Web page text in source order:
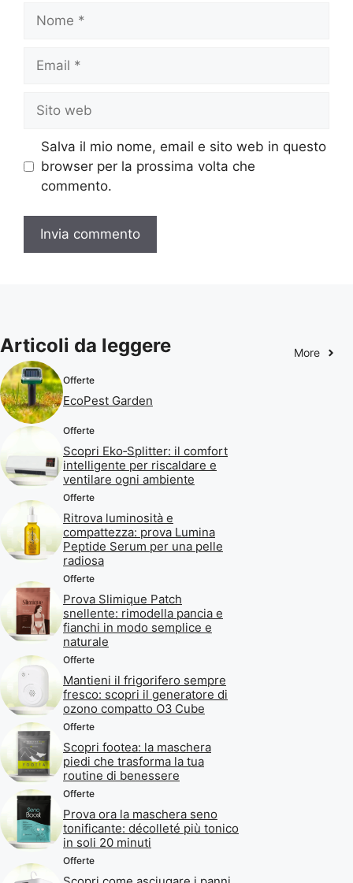
web
Salva il mio nome, email e sito web in questo
browser per la prossima volta che
commento.
Articoli da leggere More
Offerte
EcoPest Garden
Offerte
Scopri Eko‑Splitter: il comfort
intelligente per riscaldare e
ventilare ogni ambiente
Offerte
Ritrova luminosità e
compattezza: prova Lumina
Peptide Serum per una pelle
radiosa
Offerte
Prova Slimique Patch
snellente: rimodella pancia e
fianchi in modo semplice e
naturale
Offerte
Mantieni il frigorifero sempre
fresco: scopri il generatore di
ozono compatto O3 Cube
Offerte
Scopri footea: la maschera
piedi che trasforma la tua
routine di benessere
Offerte
Prova ora la maschera seno
tonificante: décolleté più tonico
in soli 20 minuti
Offerte